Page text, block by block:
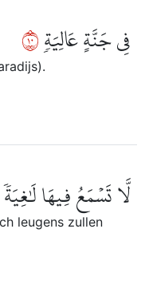
فِي جَنَّةٍ عَالِيَةٖ٠١
لَّا تَسۡمَعُ فِيهَا لَٰغِيَةٗ
leugens zullen